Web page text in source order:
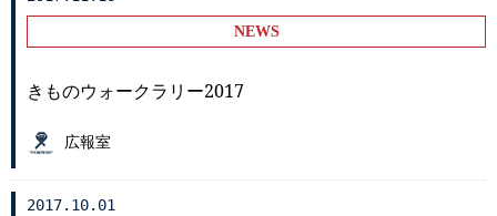
NEWS
きものウォークラリー2017
広報室
2017.10.01